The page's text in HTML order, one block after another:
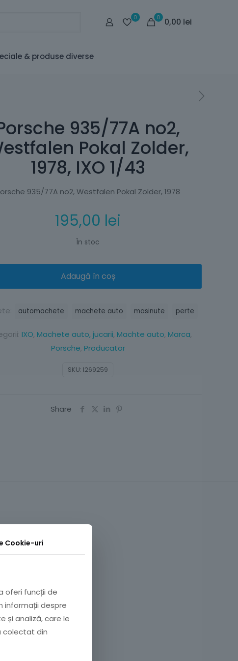
0 0 0,00 lei
& produse diverse
935/77A no2,
Pokal Zolder,
1978, IXO 1/43
935/77A no2, Westfalen Pokal Zolder, 1978
195,00 lei
În stoc
Adaugă în coș
SKU: I269259
IXO, Machete auto, jucarii, Machte auto, Marca,
Porsche, Producator
automachete machete auto masinute perte
Share
Cookie-uri
oferi funcții de
informații despre
și analiză, care le
colectat din